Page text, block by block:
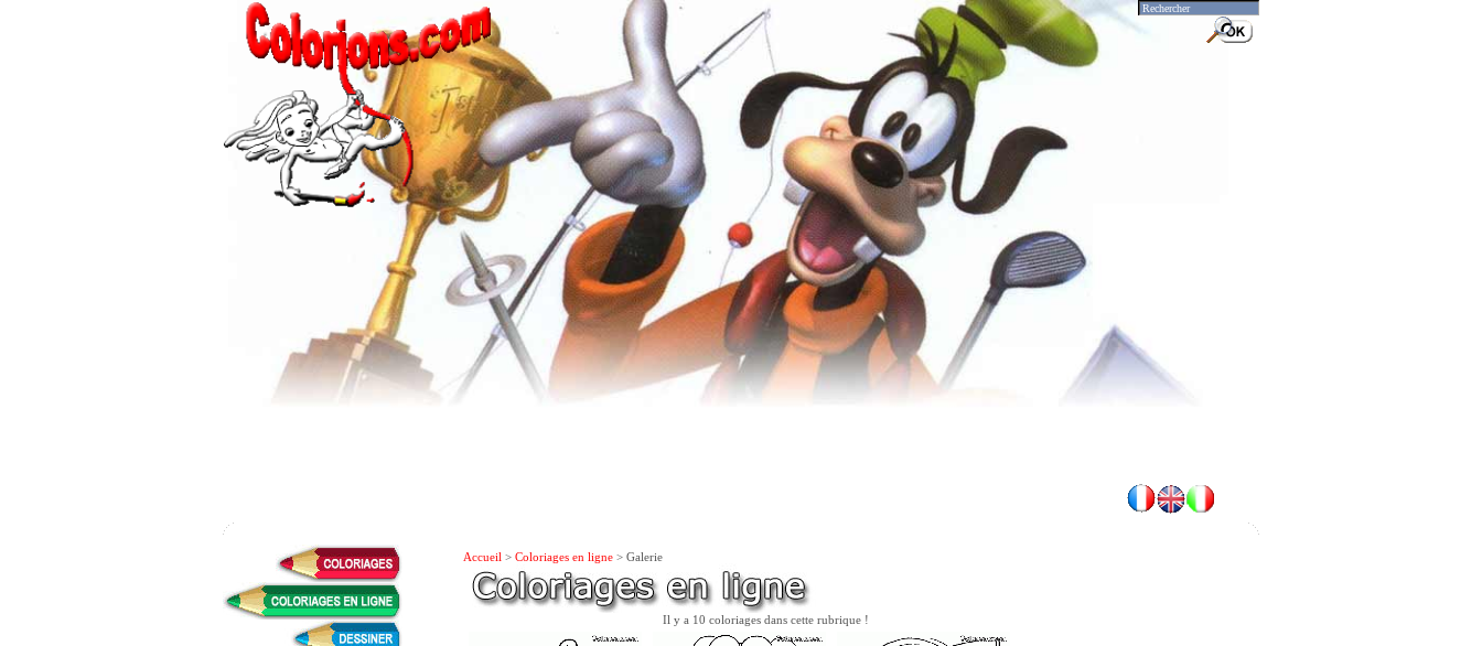
Accueil > Coloriages en ligne> Galerie
Il y a 10 coloriages dans cette rubrique !